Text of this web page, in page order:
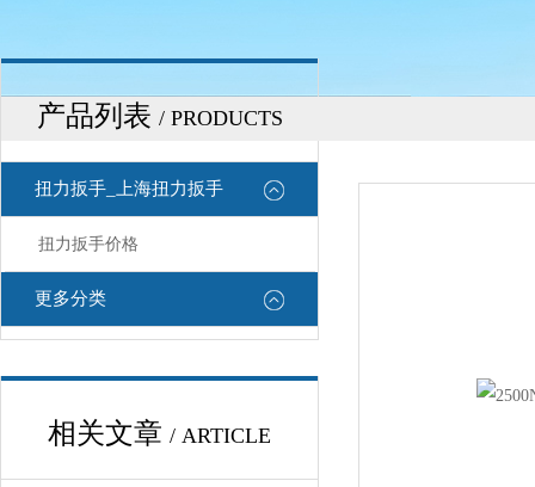
产品列表 / PRODUCTS
扭力扳手_上海扭力扳手
扭力扳手价格
更多分类
相关文章 / ARTICLE